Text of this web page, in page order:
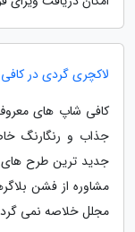
لاکچری گردی در
کافی شاپ های معروف
جذاب و رنگارنگ
جدید ترین طرح های
مشاوره از فشن
مجلل خلاصه نمی